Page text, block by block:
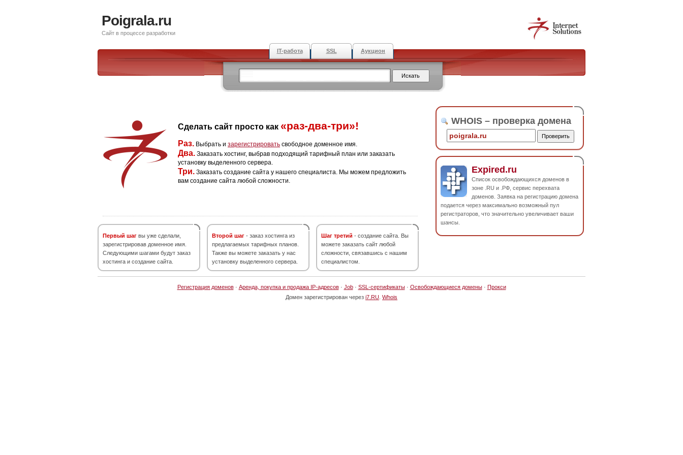
Poigrala.ru
Сайт в процессе разработки
IT-работа SSL Аукцион
Сделать сайт просто как «раз-два-три»!
Раз. Выбрать и зарегистрировать свободное доменное имя.
Два. Заказать хостинг, выбрав подходящий тарифный план или заказать
установку выделенного сервера.
Три. Заказать создание сайта у нашего специалиста. Мы можем предложить
вам создание сайта любой сложности.
Первый шаг вы уже сделали,
зарегистрировав доменное имя.
Следующими шагами будут заказ
хостинга и создание сайта.
Второй шаг - заказ хостинга из
предлагаемых тарифных планов.
Также вы можете заказать у нас
установку выделенного сервера.
Шаг третий - создание сайта. Вы
можете заказать сайт любой
сложности, связавшись с нашим
специалистом.
WHOIS – проверка домена
Expired.ru
Список освобождающихся доменов в
зоне .RU и .РФ, сервис перехвата
доменов. Заявка на регистрацию домена
подается через максимально возможный пул
регистраторов, что значительно увеличивает ваши
шансы.
Регистрация доменов· Аренда, покупка и продажа IP-адресов· Job· SSL-сертификаты· Освобождающиеся домены· Прокси
Домен зарегистрирован через i7.RU Whois